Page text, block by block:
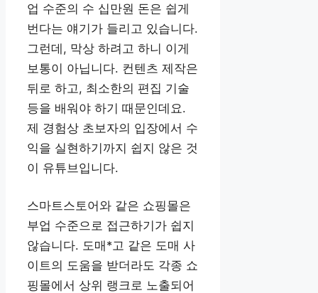
업 수준의 수 십만원 돈은 쉽게
번다는 얘기가 들리고 있습니다.
그런데, 막상 하려고 하니 이게
보통이 아닙니다. 컨텐츠 제작은
뒤로 하고, 최소한의 편집 기술
등을 배워야 하기 때문인데요.
제 경험상 초보자의 입장에서 수
익을 실현하기까지 쉽지 않은 것
이 유튜브입니다.
스마트스토어와 같은 쇼핑몰은
부업 수준으로 접근하기가 쉽지
않습니다. 도매*고 같은 도매 사
이트의 도움을 받더라도 각종 쇼
핑몰에서 상위 랭크로 노출되어